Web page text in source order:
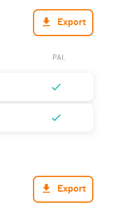
Export
PAI.
Export